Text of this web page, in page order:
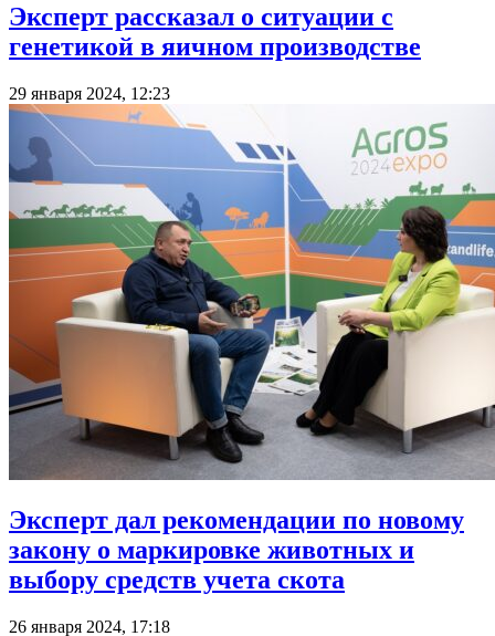
Эксперт рассказал о ситуации с
генетикой в яичном производстве
29 января 2024, 12:23
Эксперт дал рекомендации по новому
закону о маркировке животных и
выбору средств учета скота
26 января 2024, 17:18